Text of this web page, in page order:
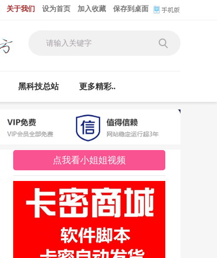
关于我们 设为首页 加入收藏 保存到桌面
黑科技总站 更多精彩..
点我看小姐姐视频